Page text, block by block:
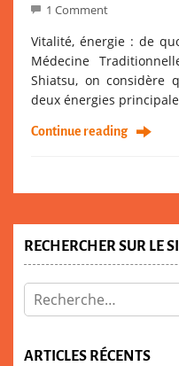
1 Comment
Vitalité, énergie : de
Médecine
Shiatsu, on considère
deux énergies
Continue reading
RECHERCHER SUR LE
ARTICLES RÉCENTS